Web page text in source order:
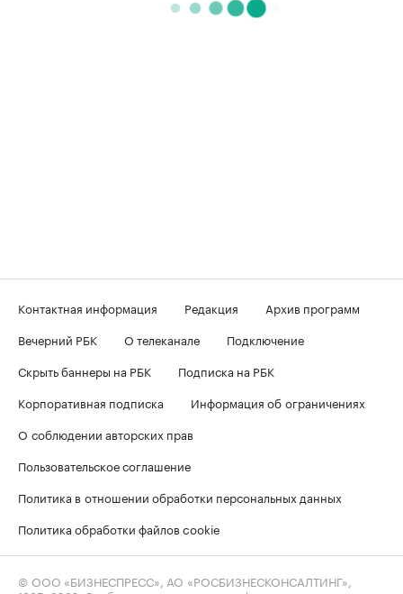
Контактная информация Редакция
Архив программ
Вечерний РБК
О телеканале
Подключение
Скрыть баннеры на РБК
Подписка на РБК
Корпоративная подписка
Информация об ограничениях
О соблюдении авторских прав
Пользовательское соглашение
Политика в отношении обработки персональных данных
Политика обработки файлов cookie
© ООО «БИЗНЕСПРЕСС», АО «РОСБИЗНЕСКОНСАЛТИНГ»,